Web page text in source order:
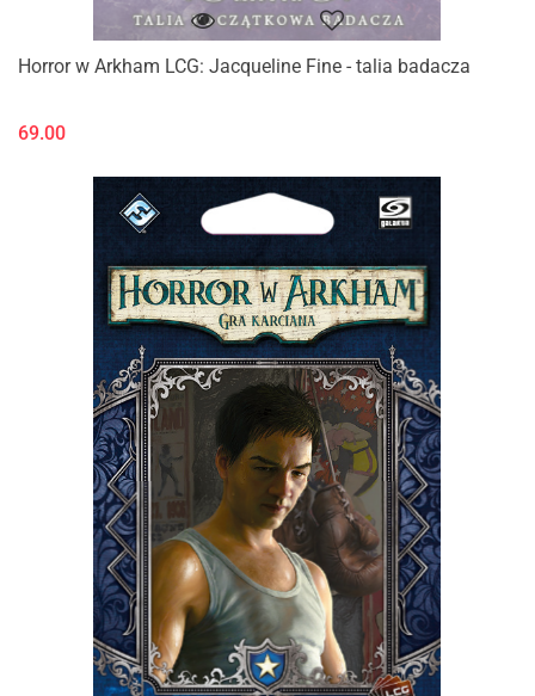
Horror w Arkham LCG: Jacqueline Fine - talia badacza
69.00